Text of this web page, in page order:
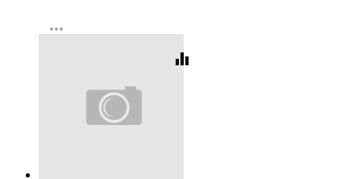
Регистрация
more_horiz
equalizer